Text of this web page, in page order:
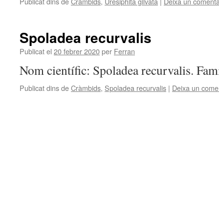
Spoladea recurvalis
Publicat el 20 febrer 2020per Ferran
Nom científic: Spoladea recurvalis.
Publicat dins deCràmbids, Spoladea recurvalis | Deixa un